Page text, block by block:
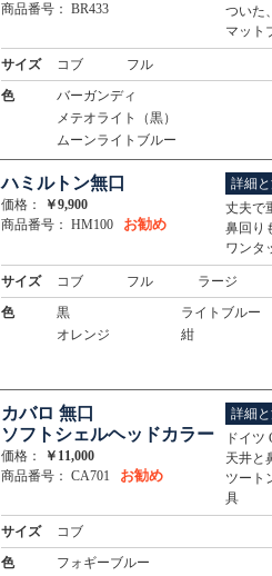
商品番号： BR433
ついた
マット
サイズ コブ
フル
色
バーガンディ
メテオライト（黒）
ムーンライトブルー
ハミルトン無口
価格：
￥9,900
商品番号： HM100 お勧め
詳細
丈夫で
鼻回り
ワンタ
サイズ コブ フル
ラージ
色
黒 ライトブルー
オレンジ
紺
カバロ 無口
ソフトシェルヘッドカラー
価格：
￥11,000
商品番号： CA701 お勧め
詳細
ドイツ
天井と
ツート
具
サイズ
コブ
色
フォギーブルー